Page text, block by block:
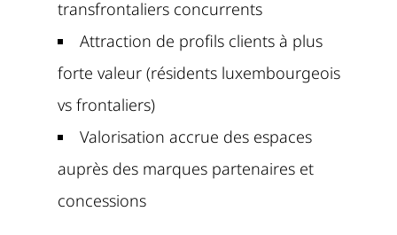
transfrontaliers concurrents
Attraction de profils clients à plus
forte valeur (résidents luxembourgeois
vs frontaliers)
Valorisation accrue des espaces
auprès des marques partenaires et
concessions